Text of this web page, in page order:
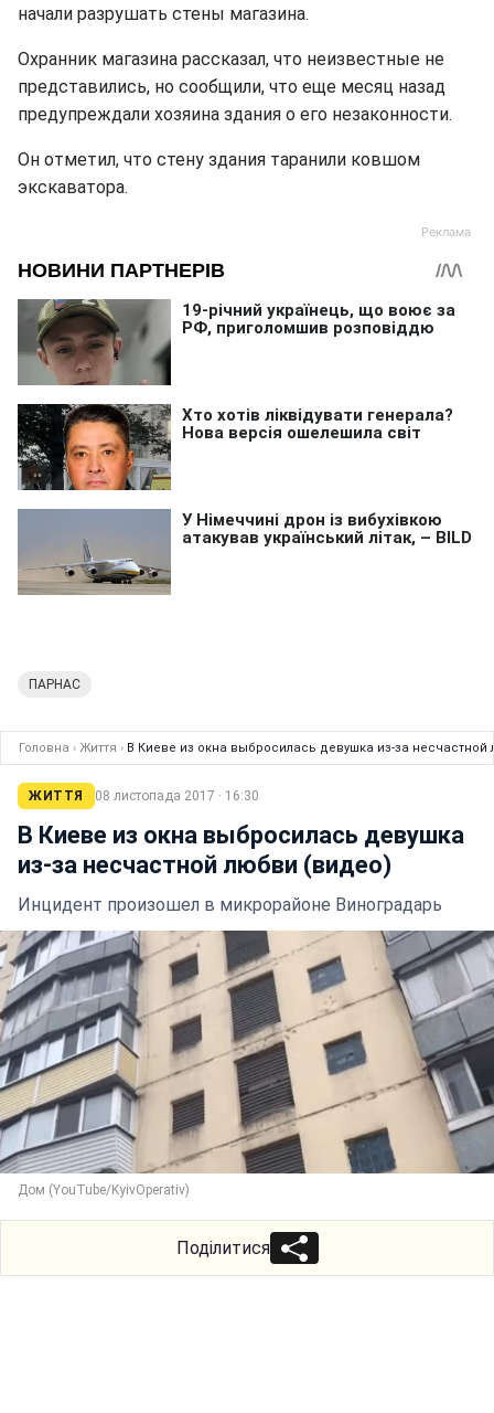
начали разрушать стены магазина.
Охранник магазина рассказал, что неизвестные не
представились, но сообщили, что еще месяц назад
предупреждали хозяина здания о его незаконности.
Он отметил, что стену здания таранили ковшом
экскаватора.
ПАРНАС
Головна › Життя › В Киеве из окна выбросилась девушка из-за
ЖИТТЯ 08 листопада 2017 · 16:30
В Киеве из окна выбросилась девушка
из-за несчастной любви (видео)
Инцидент произошел в микрорайоне Виноградарь
Дом (YouTube/KyivOperativ)
Поділитися